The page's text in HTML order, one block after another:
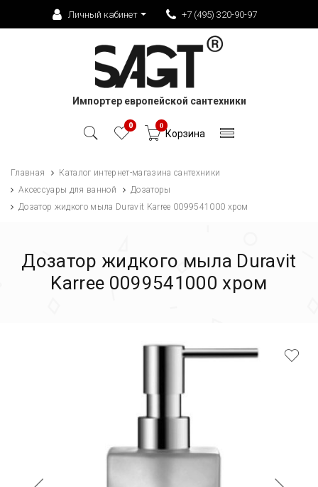
Личный кабинет +7 (495) 320-90-97
Импортер европейской сантехники
0 0
Корзина
Главная
Каталог интернет-магазина сантехники
Аксессуары для ванной
Дозаторы
Дозатор жидкого мыла Duravit Karree 0099541000 хром
Дозатор жидкого мыла Duravit
Karree 0099541000 хром